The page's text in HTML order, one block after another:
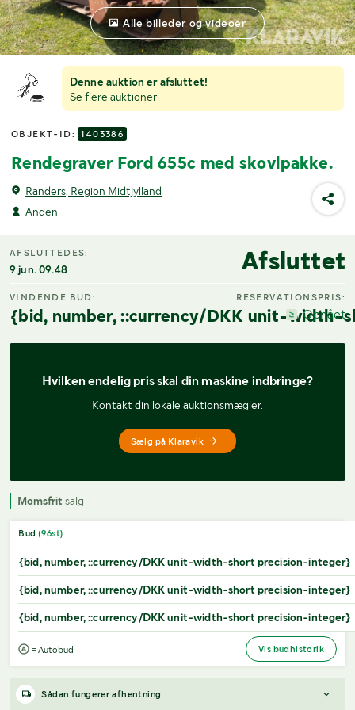
Denne auktion er afsluttet!
Se flere auktioner
OBJEKT-ID: 1403386
Rendegraver Ford 655c med skovlpakke.
Randers, Region Midtjylland
Anden
Alle billeder og videoer
AFSLUTTEDES:
9 jun. 09.48 Afsluttet
VINDENDE BUD:
{bid, number, ::currency/DKK unit-width-
RESERVATIONSPRIS:
Opnået
Hvilken endelig pris skal din maskine indbringe?
Kontakt din lokale auktionsmægler.
Sælg på Klaravik
Momsfrit salg
Bud (96st)
{bid, number, ::currency/DKK unit-width-short precision-integer}
{bid, number, ::currency/DKK unit-width-short precision-integer}
{bid, number, ::currency/DKK unit-width-short precision-integer}
= Autobud Vis budhistorik
Sådan fungerer afhentning